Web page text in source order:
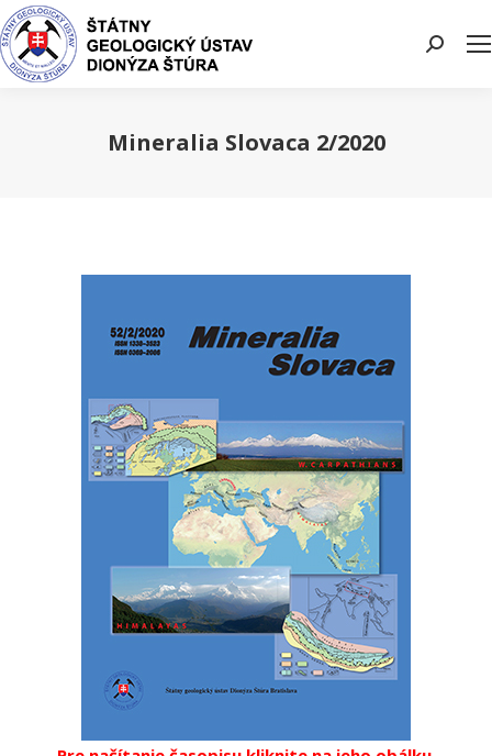
Search:
Mineralia Slovaca 2/2020